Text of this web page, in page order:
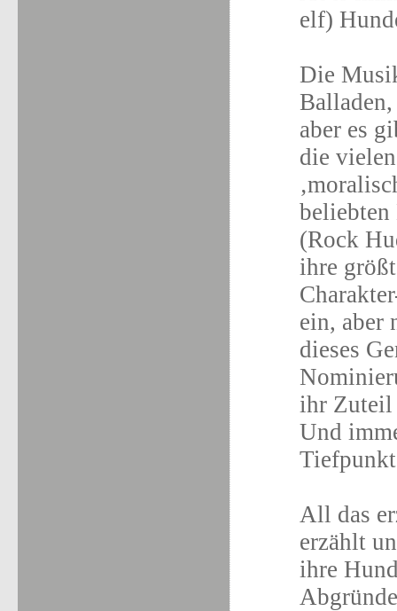
elf)
Die
aber es
die
beliebten
(Rock
ihre
ein, aber
dieses
ihr Zuteil
Und
All das
erzählt
ihre